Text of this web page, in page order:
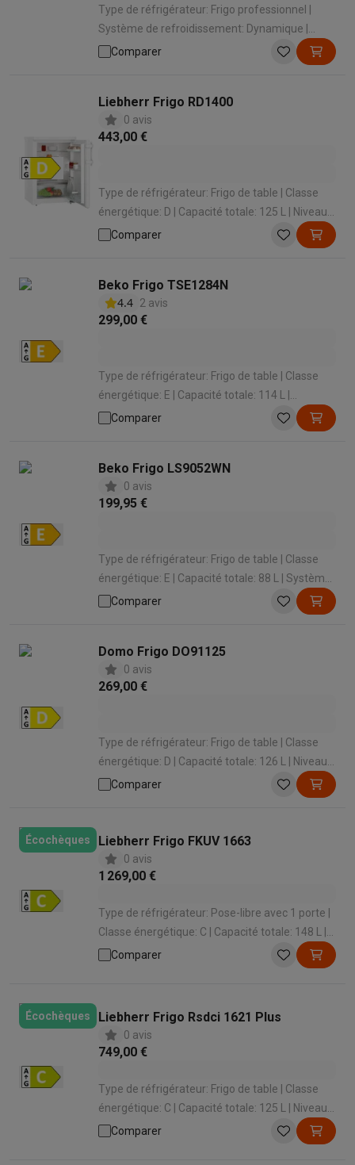
Type de réfrigérateur: Frigo professionnel |
Système de refroidissement: Dynamique |
Hauteur: 830 mm | Classe climatique: N | Type
Comparer
Liebherr Frigo RD1400
0 avis
443,00 €
Type de réfrigérateur: Frigo de table | Classe
énergétique: D | Capacité totale: 125 L | Niveau
sonore: 34 dB | Hauteur: 850 mm
Comparer
Beko Frigo TSE1284N
4.4 2 avis
299,00 €
Type de réfrigérateur: Frigo de table | Classe
énergétique: E | Capacité totale: 114 L |
Système de refroidissement: Statique | Niveau
Comparer
Beko Frigo LS9052WN
0 avis
199,95 €
Type de réfrigérateur: Frigo de table | Classe
énergétique: E | Capacité totale: 88 L | Système
de refroidissement: Statique | Niveau sonore:
Comparer
Domo Frigo DO91125
0 avis
269,00 €
Type de réfrigérateur: Frigo de table | Classe
énergétique: D | Capacité totale: 126 L | Niveau
sonore: 39 dB | Hauteur: 840 mm
Comparer
Écochèques Liebherr Frigo FKUV 1663
0 avis
1 269,00 €
Type de réfrigérateur: Pose-libre avec 1 porte |
Classe énergétique: C | Capacité totale: 148 L |
Niveau sonore: 42 dB | Hauteur: 830 mm
Comparer
Écochèques Liebherr Frigo Rsdci 1621 Plus
0 avis
749,00 €
Type de réfrigérateur: Frigo de table | Classe
énergétique: C | Capacité totale: 125 L | Niveau
sonore: 35 dB | Hauteur: 850 mm
Comparer